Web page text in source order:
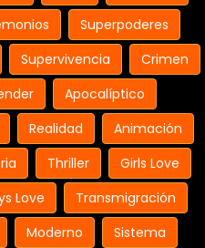
Superpoderes
Supervivencia
Crimen
Apocalíptico
Realidad
Animación
Thriller
Girls Love
Love
Transmigración
Moderno
Sistema